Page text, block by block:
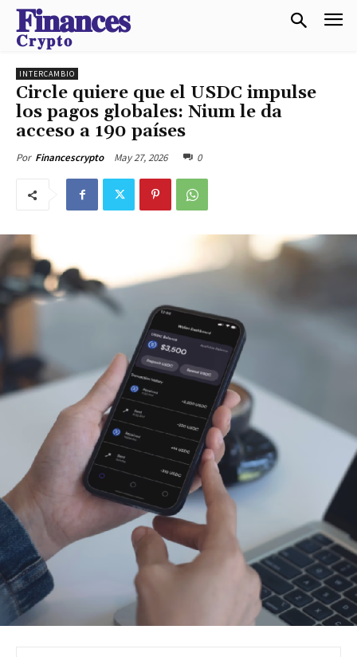
𝐅𝐢𝐧𝐚𝐧𝐜𝐞𝐬
𝐂𝐫𝐲𝐩𝐭𝐨
INTERCAMBIO
Circle quiere que el USDC impulse
los pagos globales: Nium le da
acceso a 190 países
Por Financescrypto May 27, 2026 0